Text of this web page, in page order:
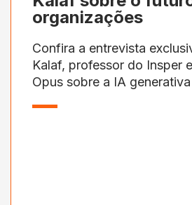
organizações
Confira a entrevista
Kalaf, professor do Insper
Opus sobre a IA